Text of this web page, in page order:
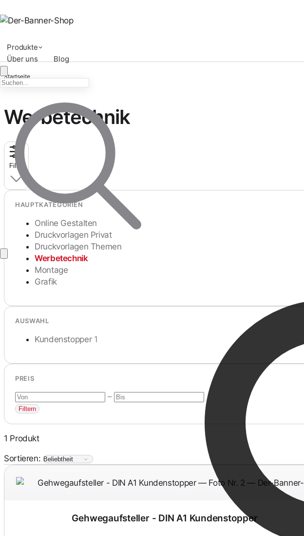
Produkte
Über uns
Blog
Startseite
/ Werbetechnik
Werbetechnik
Filter
HAUPTKATEGORIEN
Online Gestalten
Druckvorlagen Privat
Druckvorlagen Themen
Werbetechnik
Montage
Grafik
AUSWAHL
Kundenstopper 1
PREIS
–
Filtern
1 Produkt
Sortieren:
Gehwegaufsteller - DIN A1 Kundenstopper